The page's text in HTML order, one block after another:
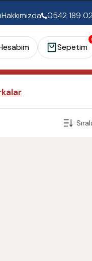
Hakkımızda 0542 189
Sepetim